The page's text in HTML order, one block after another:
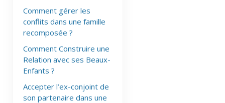
Comment gérer les
conflits dans une famille
recomposée ?
Comment Construire une
Relation avec ses Beaux-
Enfants ?
Accepter l’ex-conjoint de
son partenaire dans une